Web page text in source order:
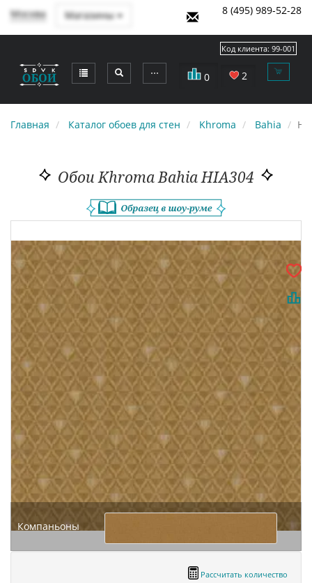
Москва Магазины 8 (495) 989-52-28
⋯ 0 2
Код клиента: 99-001
Главная Каталог обоев для стен Khroma Bahia
Обои Khroma Bahia HIA304
Компаньоны
Рассчитать количество